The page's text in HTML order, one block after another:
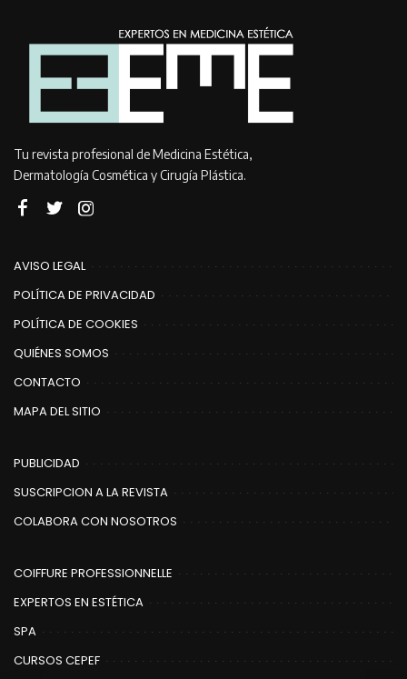
Tu revista profesional de Medicina Estética,
Dermatología Cosmética y Cirugía Plástica.
AVISO LEGAL
POLÍTICA DE PRIVACIDAD
POLÍTICA DE COOKIES
QUIÉNES SOMOS
CONTACTO
MAPA DEL SITIO
PUBLICIDAD
SUSCRIPCION A LA REVISTA
COLABORA CON NOSOTROS
COIFFURE PROFESSIONNELLE
EXPERTOS EN ESTÉTICA
SPA
CURSOS CEPEF